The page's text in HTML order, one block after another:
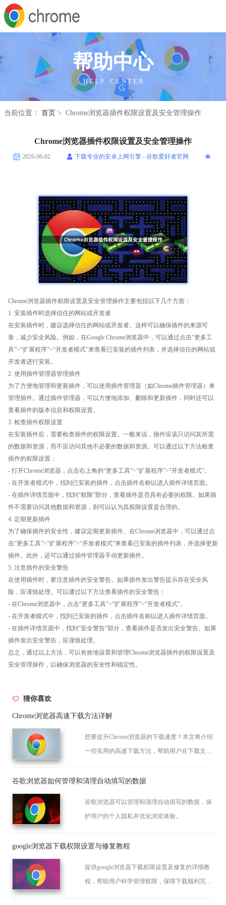
帮助中心
H E L P C E N T E R
当前位置： 首页 > Chrome浏览器插件权限设置及安全管理操作
Chrome浏览器插件权限设置及安全管理操作
2026-06-02 下载专业的安卓上网引擎 - 谷歌爱好者官网
Chrome浏览器插件权限设置及安全管理操作主要包括以下几个方面：
1. 安装插件时选择信任的网站或开发者
在安装插件时，建议选择信任的网站或开发者。这样可以确保插件的来源可
靠，减少安全风险。例如，在Google Chrome浏览器中，可以通过点击“更多工
具”>“扩展程序”>“开发者模式”来查看已安装的插件列表，并选择信任的网站或
开发者进行安装。
2. 使用插件管理器管理插件
为了方便地管理和更新插件，可以使用插件管理器（如Chrome插件管理器）来
管理插件。通过插件管理器，可以方便地添加、删除和更新插件，同时还可以
查看插件的版本信息和权限设置。
3. 检查插件权限设置
在安装插件后，需要检查插件的权限设置。一般来说，插件应该只访问其所需
的数据和资源，而不应访问其他不必要的数据和资源。可以通过以下方法检查
插件的权限设置：
- 打开Chrome浏览器，点击右上角的“更多工具”>“扩展程序”>“开发者模式”。
- 在开发者模式中，找到已安装的插件，点击插件名称以进入插件详情页面。
- 在插件详情页面中，找到“权限”部分，查看插件是否具有必要的权限。如果插
件不需要访问其他数据和资源，则可以认为其权限设置是合理的。
4. 定期更新插件
为了确保插件的安全性，建议定期更新插件。在Chrome浏览器中，可以通过点
击“更多工具”>“扩展程序”>“开发者模式”来查看已安装的插件列表，并选择更新
插件。此外，还可以通过插件管理器手动更新插件。
5. 注意插件的安全警告
在使用插件时，要注意插件的安全警告。如果插件发出警告提示存在安全风
险，应谨慎处理。可以通过以下方法查看插件的安全警告：
- 在Chrome浏览器中，点击“更多工具”>“扩展程序”>“开发者模式”。
- 在开发者模式中，找到已安装的插件，点击插件名称以进入插件详情页面。
- 在插件详情页面中，找到“安全警告”部分，查看插件是否发出安全警告。如果
插件发出安全警告，应谨慎处理。
总之，通过以上方法，可以有效地设置和管理Chrome浏览器插件的权限设置及
安全管理操作，以确保浏览器的安全性和稳定性。
猜你喜欢
Chrome浏览器高速下载方法详解
想要提升Chrome浏览器的下载速度？本文将介绍
一些实用的高速下载方法，帮助用户在下载文件
谷歌浏览器如何管理和清理自动填写的数据
谷歌浏览器可以管理和清理自动填写的数据，保
护用户的个人隐私并优化浏览体验。
google浏览器下载权限设置与修复教程
提供google浏览器下载权限设置及修复的详细教
程，帮助用户科学管理权限，保障下载顺利完